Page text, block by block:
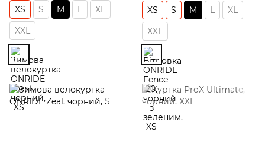
XS S M L
XL
XXL
XS S M L
XL
XXL